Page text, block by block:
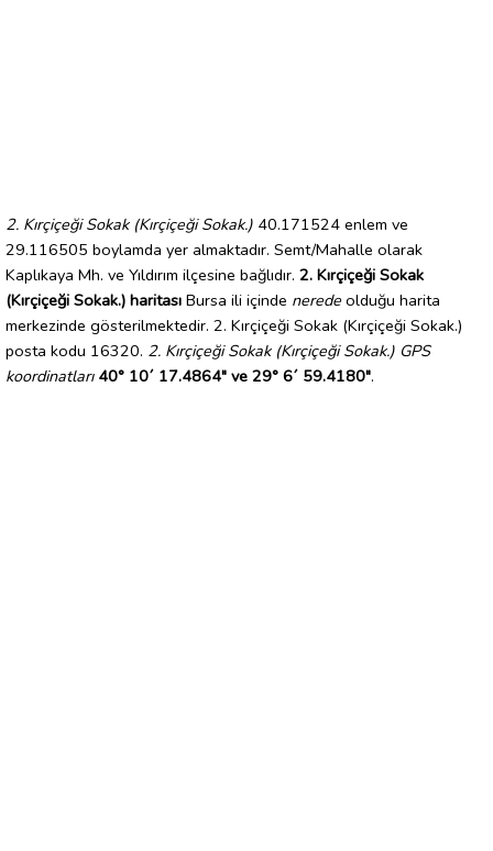
2. Kırçiçeği Sokak (Kırçiçeği Sokak.) 40.171524 enlem ve
29.116505 boylamda yer almaktadır. Semt/Mahalle olarak
Kaplıkaya Mh. ve Yıldırım ilçesine bağlıdır. 2. Kırçiçeği Sokak
(Kırçiçeği Sokak.) haritası Bursa ili içinde nerede olduğu harita
merkezinde gösterilmektedir. 2. Kırçiçeği Sokak (Kırçiçeği Sokak.)
posta kodu 16320. 2. Kırçiçeği Sokak (Kırçiçeği Sokak.) GPS
koordinatları 40° 10´ 17.4864" ve 29° 6´ 59.4180".